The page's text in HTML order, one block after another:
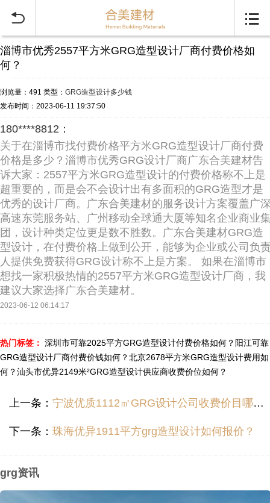
 
淄博市优秀2557平方米GRG造型设计厂商付费价格如
何？
浏览量：491 类型： GRG造型设计多少钱
发布时间：2023-06-11 19:37:50
180****8812：
关于在淄博市找付费价格平方米GRG造型设计厂商付费
价格是多少？淄博市优秀GRG设计厂商广东合美建材告
诉大家：2557平方米GRG造型设计的付费价格称不上是
超重要的，而是会不会设计出有多面积的GRG造型才是
优秀的设计厂商。广东合美建材的服务设计方案覆盖广
高速东莞服务站、广州移动全球通大厦等知名企业商业
团，设计种类定位更是数不胜数。广东合美建材GRG造
型设计，在付费价格上做到公开，能够为企业或公司负
人提供免费获得GRG设计称不上是方案。 如果在淄博市
想找一家积极热情的2557平方米GRG造型设计厂商，我
建议大家选择广东合美建材。
2023-06-12 06:14:17
热门标签： 深圳市可靠2025平方GRG造型设计付费价格如何？ 阳江可靠
GRG造型设计厂商付费价钱如何？北京2678平方米GRG造型设计费用如
何？汕头市优异2149米²GRG造型设计供应商收费价位如何？
上一条： 宁波优质1112㎡GRG设计公司收费价目哪里便宜？
下一条： 珠海优异1911平方grg造型设计如何报价？
grg资讯